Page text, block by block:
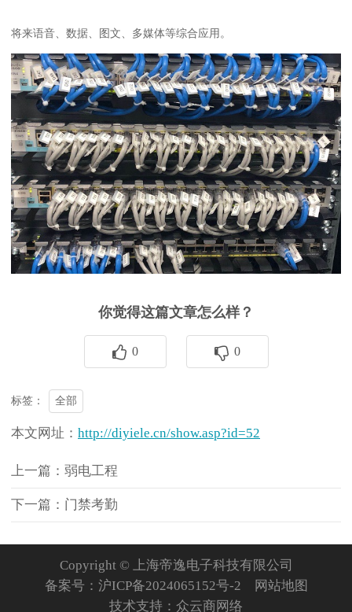
将来语音、数据、图文、多媒体等综合应用。
你觉得这篇文章怎么样？
0 0
标签： 全部
本文网址： http://diyiele.cn/show.asp?id=52
上一篇：弱电工程
下一篇：门禁考勤
Copyright © 上海帝逸电子科技有限公司
备案号： 沪ICP备2024065152号-2
网站地图
技术支持： 众云商网络